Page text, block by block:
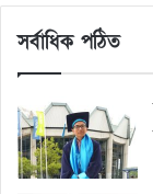
সর্বাধিক পঠিত